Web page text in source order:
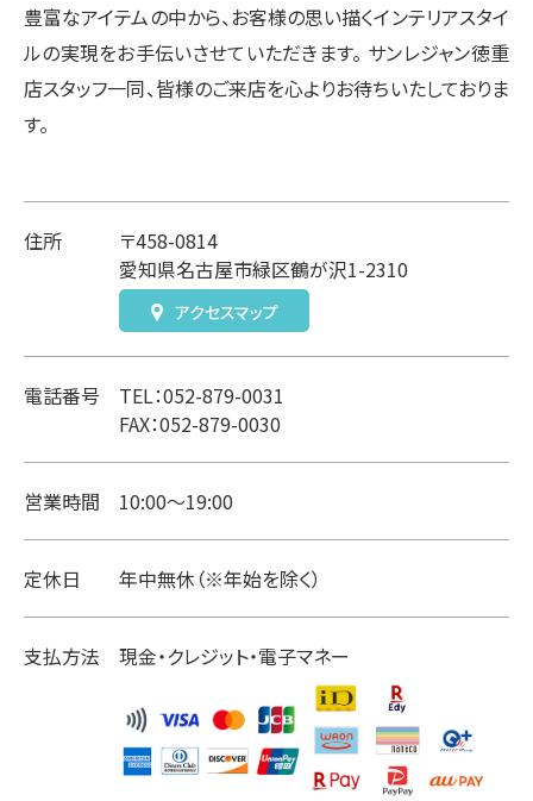
豊富なアイテムの中から、お客様の思い描くインテリアスタイ
ルの実現をお手伝いさせていただきます。 サンレジャン徳重
店スタッフ一同、皆様のご来店を心よりお待ちいたしておりま
す。
住所
〒458-0814
愛知県名古屋市緑区鶴が沢1-2310
アクセスマップ
電話番号
TEL：052-879-0031
FAX：052-879-0030
営業時間 10:00～19:00
定休日 年中無休（※年始を除く）
支払方法 現金・クレジット・電子マネー